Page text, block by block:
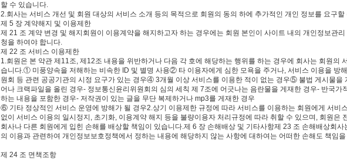
할 수 있습니다.
2.회사는 서비스 개선 및 회원 대상의 서비스 소개 등의 목적으로 회원의 동의 하에 추가적인 개인 정보를 요구할
제 5 장 계약해지 및 이용제한
제 21 조 계약 변경 및 해지회원이 이용계약을 해지하고자 하는 경우에는 회원 본인이 사이트 내의 개인정보관
청을 하여야 합니다.
제 22 조 서비스 이용제한
1.회원은 본 약관 제11조, 제12조 내용을 위반하거나 다음 각 호에 해당하는 행위를 하는 경우에 회사는 회원의
습니다.① 미풍양속을 저해하는 비속한 ID 및 별명 사용② 타 이용자에게 심한 모욕을 주거나, 서비스 이용을 방
원회 등 관련 공공기관의 시정 요구가 있는 경우④ 3개월 이상 서비스를 이용한 적이 없는 경우⑤ 불법 게시물을
어나 크랙파일을 올린 경우- 정보통신윤리위원회의 심의 세칙 제 7조에 어긋나는 음란물을 게재한 경우- 반국가
하는 내용을 포함한 경우- 저작권이 있는 글을 무단 복제하거나 mp3를 게재한 경우
⑥ 기타 정상적인 서비스 운영에 방해가 될 경우2.상기 이용제한 규정에 따라 서비스를 이용하는 회원에게 서비
없이 서비스 이용의 일시정지, 초기화, 이용계약 해지 등을 불량이용자 처리규정에 따라 취할 수 있으며, 회원은
회사나 다른 회원에게 입힌 손해를 배상할 책임이 있습니다.제 6 장 손해배상 및 기타사항제 23 조 손해배상회사
의 이용과 관련하여 개인정보보호정책에서 정하는 내용에 해당하지 않는 사항에 대하여는 어떠한 손해도 책임
제 24 조 면책조항